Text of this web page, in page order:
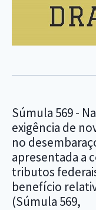
Súmula 569 -
exigência de
no
apresentada a
tributos
benefício
(Súmula 569,